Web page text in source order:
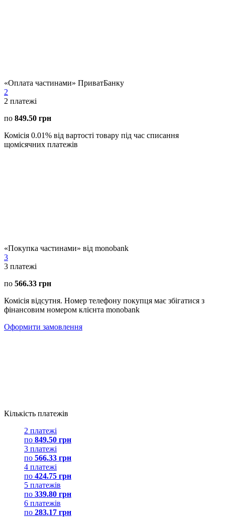
«Оплата частинами» ПриватБанку
2
2 платежі
по 849.50 грн
Комісія 0.01% від вартості товару під час списання
щомісячних платежів
«Покупка частинами» від monobank
3
3 платежі
по 566.33 грн
Комісія відсутня. Номер телефону покупця має збігатися з
фінансовим номером клієнта monobank
Оформити замовлення
Кількість платежів
2 платежі
по 849.50 грн
3 платежі
по 566.33 грн
4 платежі
по 424.75 грн
5 платежів
по 339.80 грн
6 платежів
по 283.17 грн